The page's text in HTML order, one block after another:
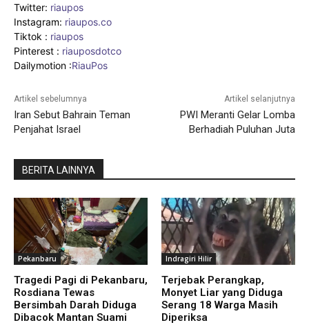
Twitter: riaupos
Instagram: riaupos.co
Tiktok : riaupos
Pinterest : riauposdotco
Dailymotion :RiauPos
Artikel sebelumnya
Iran Sebut Bahrain Teman
Penjahat Israel
Artikel selanjutnya
PWI Meranti Gelar Lomba
Berhadiah Puluhan Juta
BERITA LAINNYA
Pekanbaru
Tragedi Pagi di Pekanbaru,
Rosdiana Tewas
Bersimbah Darah Diduga
Dibacok Mantan Suami
Indragiri Hilir
Terjebak Perangkap,
Monyet Liar yang Diduga
Serang 18 Warga Masih
Diperiksa